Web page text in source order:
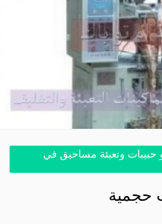
حبيبات وتعبئة مساحيق في
حجمية